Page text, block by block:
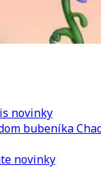
novinky
bubeníka
novinky